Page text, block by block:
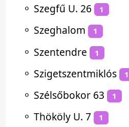
⚬ Szegfű U. 26 1
⚬ Szeghalom 1
⚬ Szentendre 1
⚬ Szigetszentmiklós 1
⚬ Szélsőbokor 63 1
⚬ Thököly U. 7 1